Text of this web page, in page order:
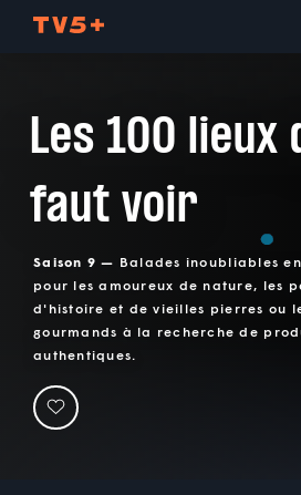
Les 100 lieux
faut voir
Saison 9 — Balades inoubliables
pour les amoureux de nature, les
d'histoire et de vieilles pierres ou
gourmands à la recherche de
authentiques.